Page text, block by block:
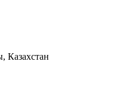
Казахстан